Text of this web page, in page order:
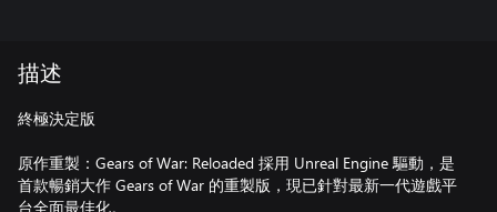
描述
終極決定版
原作重製：Gears of War: Reloaded 採用 Unreal Engine 驅動，是
首款暢銷大作 Gears of War 的重製版，現已針對最新一代遊戲平
台全面最佳化。